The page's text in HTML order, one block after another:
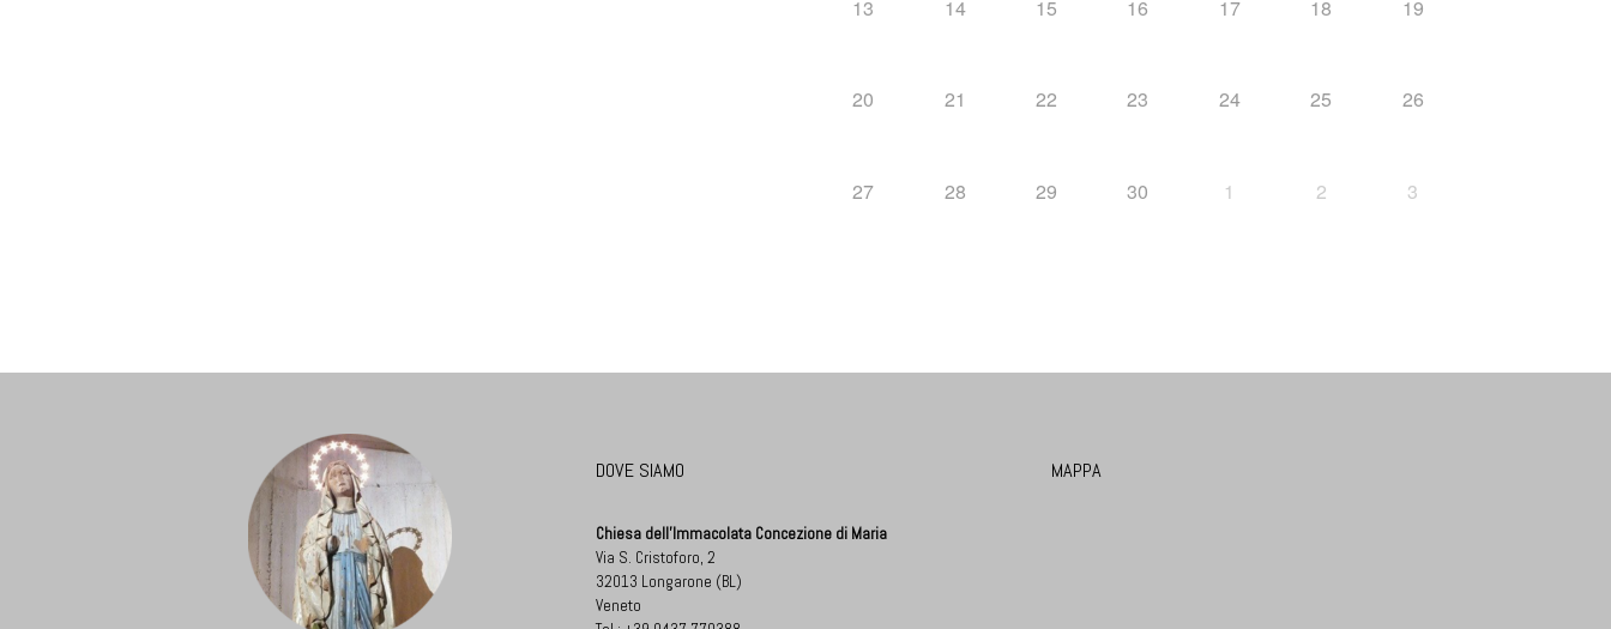
13 14 15 16 17 18 19
20 21 22 23 24 25 26
27 28 29 30 1 2 3
DOVE SIAMO
Chiesa dell'Immacolata Concezione di Maria
Via S. Cristoforo, 2
32013 Longarone (BL)
Veneto
MAPPA